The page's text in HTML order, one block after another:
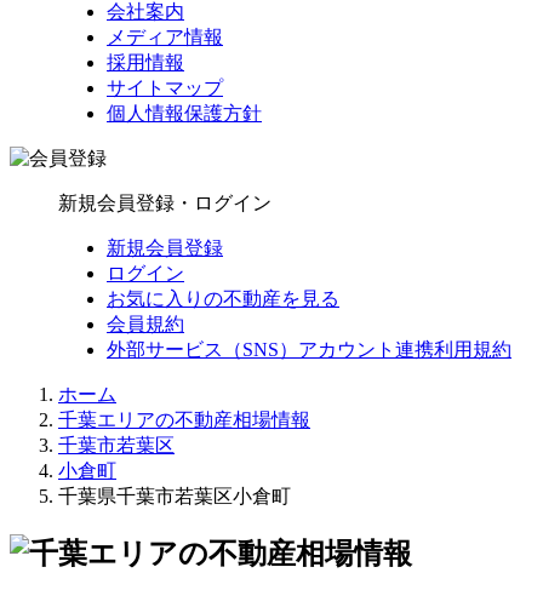
会社案内
メディア情報
採用情報
サイトマップ
個人情報保護方針
新規会員登録・ログイン
新規会員登録
ログイン
お気に入りの不動産を見る
会員規約
外部サービス（SNS）アカウント連携利用規約
ホーム
千葉エリアの不動産相場情報
千葉市若葉区
小倉町
千葉県千葉市若葉区小倉町